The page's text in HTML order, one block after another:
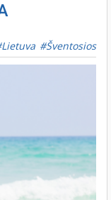
Lietuva Šventosios